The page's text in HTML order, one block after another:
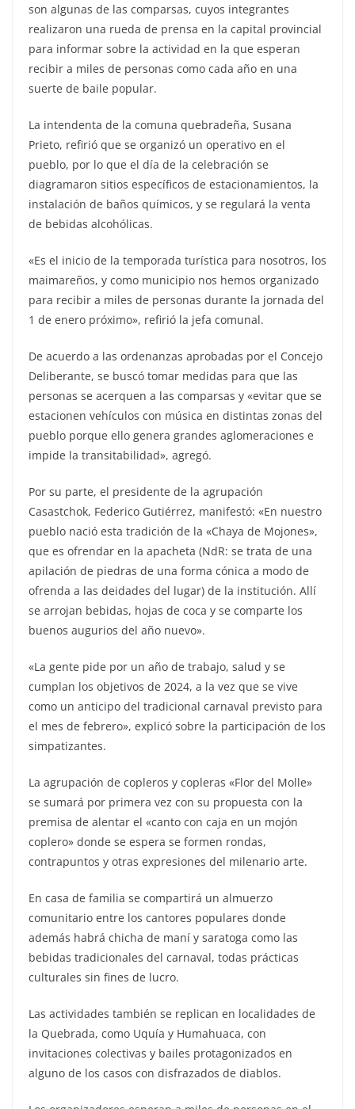
son algunas de las comparsas, cuyos integrantes
realizaron una rueda de prensa en la capital provincial
para informar sobre la actividad en la que esperan
recibir a miles de personas como cada año en una
suerte de baile popular.
La intendenta de la comuna quebradeña, Susana
Prieto, refirió que se organizó un operativo en el
pueblo, por lo que el día de la celebración se
diagramaron sitios específicos de estacionamientos, la
instalación de baños químicos, y se regulará la venta
de bebidas alcohólicas.
«Es el inicio de la temporada turística para nosotros, los
maimareños, y como municipio nos hemos organizado
para recibir a miles de personas durante la jornada del
1 de enero próximo», refirió la jefa comunal.
De acuerdo a las ordenanzas aprobadas por el Concejo
Deliberante, se buscó tomar medidas para que las
personas se acerquen a las comparsas y «evitar que se
estacionen vehículos con música en distintas zonas del
pueblo porque ello genera grandes aglomeraciones e
impide la transitabilidad», agregó.
Por su parte, el presidente de la agrupación
Casastchok, Federico Gutiérrez, manifestó: «En nuestro
pueblo nació esta tradición de la «Chaya de Mojones»,
que es ofrendar en la apacheta (NdR: se trata de una
apilación de piedras de una forma cónica a modo de
ofrenda a las deidades del lugar) de la institución. Allí
se arrojan bebidas, hojas de coca y se comparte los
buenos augurios del año nuevo».
«La gente pide por un año de trabajo, salud y se
cumplan los objetivos de 2024, a la vez que se vive
como un anticipo del tradicional carnaval previsto para
el mes de febrero», explicó sobre la participación de los
simpatizantes.
La agrupación de copleros y copleras «Flor del Molle»
se sumará por primera vez con su propuesta con la
premisa de alentar el «canto con caja en un mojón
coplero» donde se espera se formen rondas,
contrapuntos y otras expresiones del milenario arte.
En casa de familia se compartirá un almuerzo
comunitario entre los cantores populares donde
además habrá chicha de maní y saratoga como las
bebidas tradicionales del carnaval, todas prácticas
culturales sin fines de lucro.
Las actividades también se replican en localidades de
la Quebrada, como Uquía y Humahuaca, con
invitaciones colectivas y bailes protagonizados en
alguno de los casos con disfrazados de diablos.